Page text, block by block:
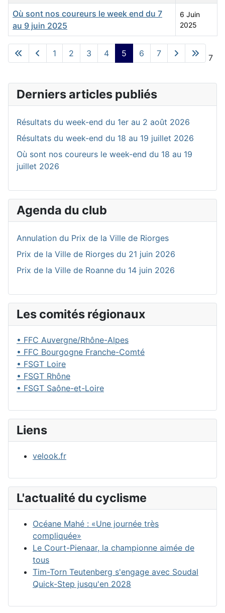
Articles
Où sont nos coureurs le week end du 7
au 9 juin 2025
6 Juin
2025
Page 5 sur 7
1 2 3 4 5 6 7
Derniers articles publiés
Résultats du week-end du 1er au 2 août 2026
Résultats du week-end du 18 au 19 juillet 2026
Où sont nos coureurs le week-end du 18 au 19
juillet 2026
Agenda du club
Annulation du Prix de la Ville de Riorges
Prix de la Ville de Riorges du 21 juin 2026
Prix de la Ville de Roanne du 14 juin 2026
Les comités régionaux
• FFC Auvergne/Rhône-Alpes
• FFC Bourgogne Franche-Comté
• FSGT Loire
• FSGT Rhône
• FSGT Saône-et-Loire
Liens
velook.fr
L'actualité du cyclisme
Océane Mahé : «Une journée très
compliquée»
Le Court-Pienaar, la championne aimée de
tous
Tim-Torn Teutenberg s'engage avec Soudal
Quick-Step jusqu'en 2028